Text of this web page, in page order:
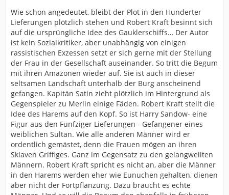
Wie schon angedeutet, bleibt der Plot in den Hunderter
Lieferungen plötzlich stehen und Robert Kraft besinnt sich
auf die ursprüngliche Idee des Gauklerschiffs… Der Autor
ist kein Sozialkritiker, aber unabhängig von einigen
rassistischen Exzessen setzt er sich gerne mit der Stellung
der Frau in der Gesellschaft auseinander. So tritt die Begum
mit ihren Amazonen wieder auf. Sie ist auch in dieser
seltsamen Landschaft unterhalb der Burg anscheinend
gefangen. Kapitän Satin zieht plötzlich im Hintergrund als
Gegenspieler zu Merlin einige Fäden. Robert Kraft stellt die
Idee des Harems auf den Kopf. So ist Harry Sandow- eine
Figur aus den Fünfziger Lieferungen - Gefangener eines
weiblichen Sultan. Wie alle anderen Männer wird er
ordentlich gemästet, denn die Frauen mögen an ihren
Sklaven Griffiges. Ganz im Gegensatz zu den gelangweilten
Männern. Robert Kraft spricht es nicht an, aber die Männer
in den Harems werden eher wie Eunuchen gehalten, dienen
aber nicht der Fortpflanzung. Dazu braucht es echte